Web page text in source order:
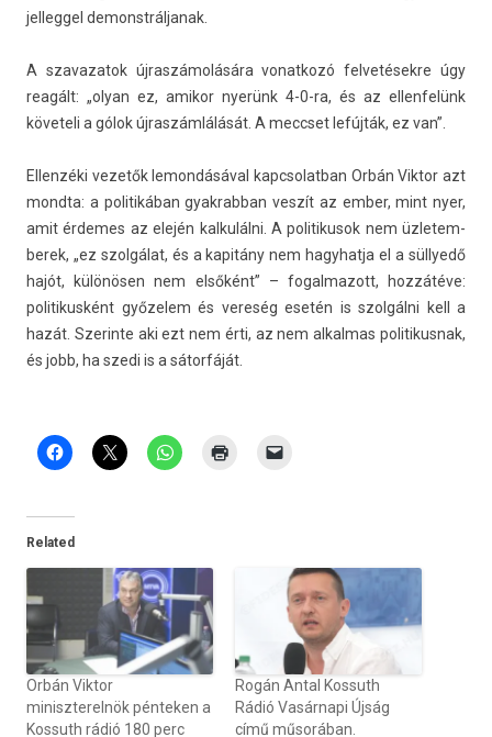
jel­leggel de­monstrál­janak.
A szavazatok újraszámolására vonat­kozó fel­vetések­re úgy
reagált: „olyan ez, amikor nyerünk 4-0-ra, és az el­lenfelünk
követeli a gólok újraszámlálását. A meccset lefújták, ez van”.
El­lenzéki vezetők lemon­dásáv­al kapcsolat­ban Orbán Vik­tor azt
mondta: a politikában gyak­rabban veszít az ember, mint nyer,
amit érdemes az elején kal­kulál­ni. A politikusok nem üzletem­
berek, „ez szolgálat, és a kapitány nem hagyhat­ja el a süllyedő
hajót, különösen nem elsőként” – fogal­mazott, hozzátéve:
politikus­ként győzelem és vereség esetén is szolgálni kell a
hazát. Szerin­te aki ezt nem érti, az nem al­kal­mas politikus­nak,
és jobb, ha szedi is a sátorfáját.
Related
Orbán Viktor
miniszterelnök pénteken a
Kossuth rádió 180 perc
Rogán Antal Kossuth
Rádió Vasárnapi Újság
című műsorában.